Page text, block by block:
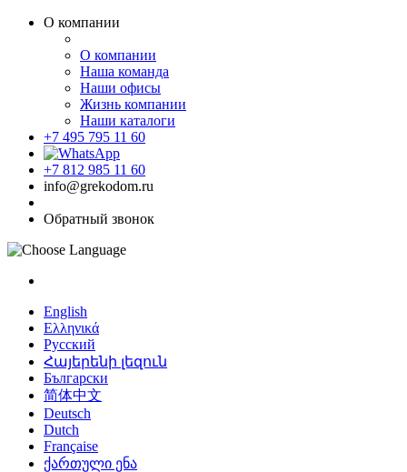
О компании
О компании
Наша команда
Наши офисы
Жизнь компании
Наши каталоги
+7 495 795 11 60
+7 812 985 11 60
info@grekodom.ru
Обратный звонок
English
Ελληνικά
Русский
Հայերենի լեզուն
Български
简体中文
Deutsch
Dutch
Française
ქართული ენა